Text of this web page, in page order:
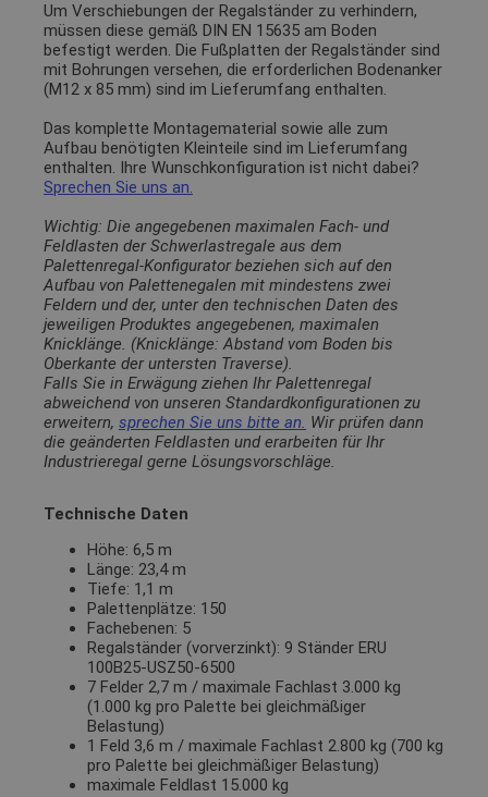
Um Verschiebungen der Regalständer zu verhindern,
müssen diese gemäß DIN EN 15635 am Boden
befestigt werden. Die Fußplatten der Regalständer sind
mit Bohrungen versehen, die erforderlichen Bodenanker
(M12 x 85 mm) sind im Lieferumfang enthalten.
Das komplette Montagematerial sowie alle zum
Aufbau benötigten Kleinteile sind im Lieferumfang
enthalten. Ihre Wunschkonfiguration ist nicht dabei?
Sprechen Sie uns an.
Wichtig: Die angegebenen maximalen Fach- und
Feldlasten der Schwerlastregale aus dem
Palettenregal-Konfigurator beziehen sich auf den
Aufbau von Palettenegalen mit mindestens zwei
Feldern und der, unter den technischen Daten des
jeweiligen Produktes angegebenen, maximalen
Knicklänge. (Knicklänge: Abstand vom Boden bis
Oberkante der untersten Traverse).
Falls Sie in Erwägung ziehen Ihr Palettenregal
abweichend von unseren Standardkonfigurationen zu
erweitern, sprechen Sie uns bitte an. Wir prüfen dann
die geänderten Feldlasten und erarbeiten für Ihr
Industrieregal gerne Lösungsvorschläge.
Technische Daten
Höhe: 6,5 m
Länge: 23,4 m
Tiefe: 1,1 m
Palettenplätze: 150
Fachebenen: 5
Regalständer (vorverzinkt): 9 Ständer ERU
100B25-USZ50-6500
7 Felder 2,7 m / maximale Fachlast 3.000 kg
(1.000 kg pro Palette bei gleichmäßiger
Belastung)
1 Feld 3,6 m / maximale Fachlast 2.800 kg (700 kg
pro Palette bei gleichmäßiger Belastung)
maximale Feldlast 15.000 kg